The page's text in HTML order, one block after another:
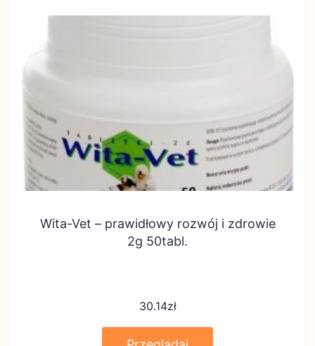
Wita-Vet – prawidłowy rozwój i zdrowie
2g 50tabl.
30.14zł